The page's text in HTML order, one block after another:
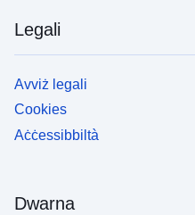
Legali
Avviż legali
Cookies
Aċċessibbiltà
Dwarna